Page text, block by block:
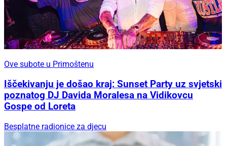
Ove subote u Primoštenu
Iščekivanju je došao kraj: Sunset Party uz svjetski
poznatog DJ Davida Moralesa na Vidikovcu
Gospe od Loreta
Besplatne radionice za djecu